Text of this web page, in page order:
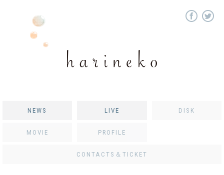
NEWS LIVE DISK
MOVIE PROFILE
CONTACTS＆TICKET